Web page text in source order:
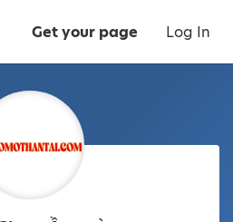
Get your page Log In